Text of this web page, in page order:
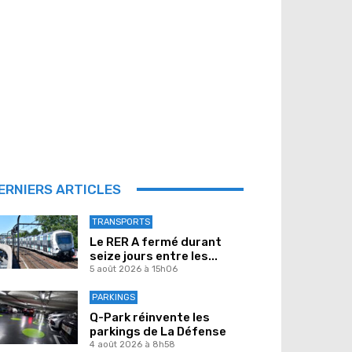
ARTICLES
TRANSPORTS
Le RER A fermé durant
seize jours entre les...
5 août 2026 à 15h06
PARKINGS
Q-Park réinvente les
parkings de La Défense
4 août 2026 à 8h58